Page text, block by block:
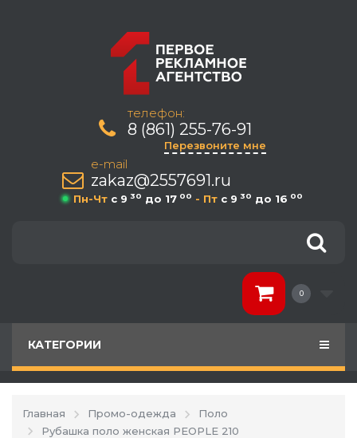
телефон:
8 (861) 255-76-91
Перезвоните мне
e-mail
zakaz@2557691.ru
Пн-Чт c 9 30 до 17 00 - Пт c 9 30 до 16 00
0
КАТЕГОРИИ
Главная Промо-одежда
Поло
Рубашка поло женская PEOPLE 210